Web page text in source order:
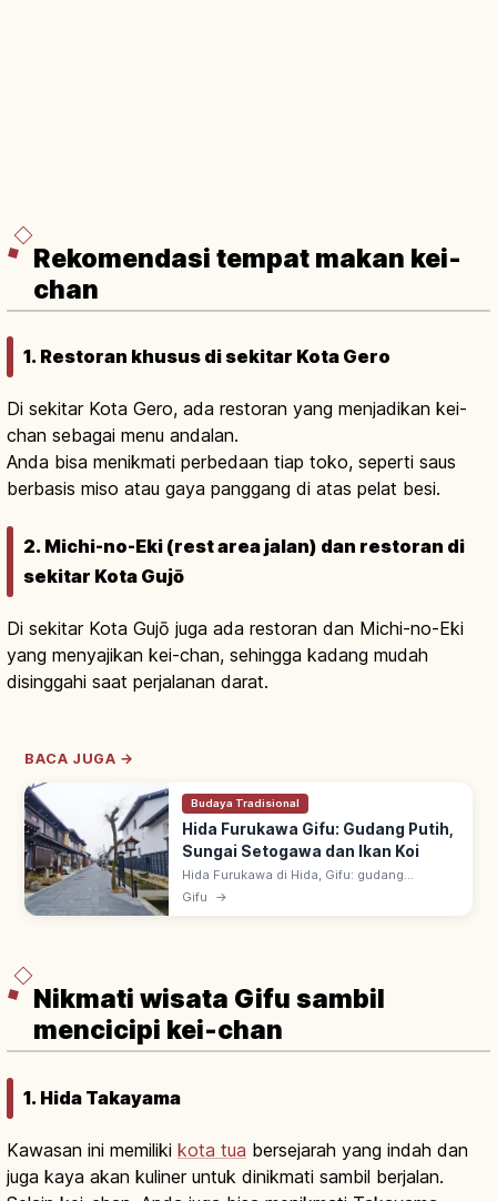
Rekomendasi tempat makan kei-
chan
1. Restoran khusus di sekitar Kota Gero
Di sekitar Kota Gero, ada restoran yang menjadikan kei-
chan sebagai menu andalan.
Anda bisa menikmati perbedaan tiap toko, seperti saus
berbasis miso atau gaya panggang di atas pelat besi.
2. Michi-no-Eki (rest area jalan) dan restoran di
sekitar Kota Gujō
Di sekitar Kota Gujō juga ada restoran dan Michi-no-Eki
yang menyajikan kei-chan, sehingga kadang mudah
disinggahi saat perjalanan darat.
BACA JUGA →
Budaya Tradisional
Hida Furukawa Gifu: Gudang Putih,
Sungai Setogawa dan Ikan Koi
Hida Furukawa di Hida, Gifu: gudang
berdinding putih di sepanjang Sungai
Gifu →
Nikmati wisata Gifu sambil
mencicipi kei-chan
1. Hida Takayama
Kawasan ini memiliki kota tua bersejarah yang indah dan
juga kaya akan kuliner untuk dinikmati sambil berjalan.